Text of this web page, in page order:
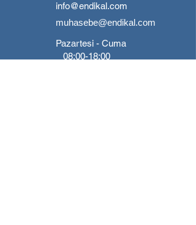
info@endikal.com
muhasebe@endikal.com
Pazartesi - Cuma
08:00-18:00